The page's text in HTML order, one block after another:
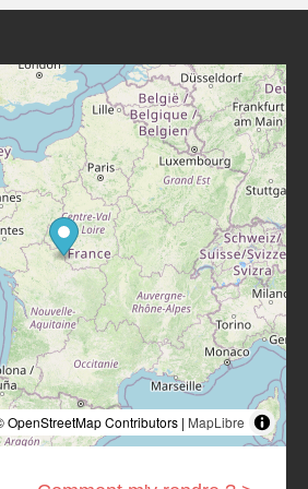
OpenStreetMap Contributors | MapLibre